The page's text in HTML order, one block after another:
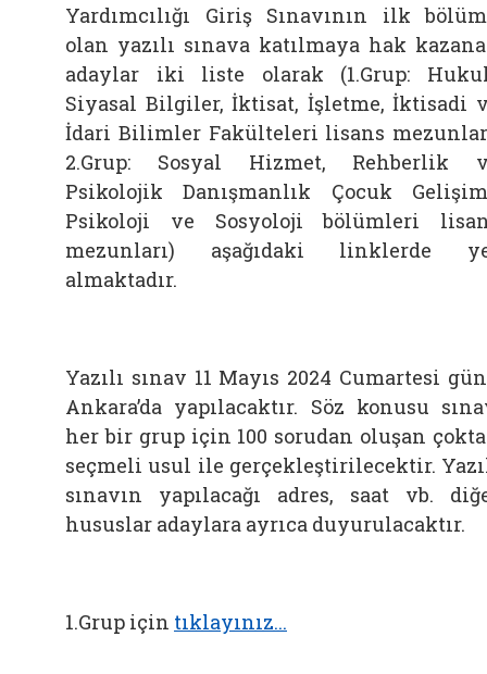
Yardımcılığı Giriş Sınavının ilk
olan yazılı sınava katılmaya hak
adaylar iki liste olarak (1.Grup:
Siyasal Bilgiler, İktisat, İşletme, İktisadi
İdari Bilimler Fakülteleri lisans
2.Grup: Sosyal Hizmet, Rehberlik
Psikolojik Danışmanlık Çocuk
Psikoloji ve Sosyoloji bölümleri
mezunları) aşağıdaki linklerde
almaktadır.
Yazılı sınav 11 Mayıs 2024 Cumartesi
Ankara’da yapılacaktır. Söz konusu
her bir grup için 100 sorudan oluşan
seçmeli usul ile gerçekleştirilecektir.
sınavın yapılacağı adres, saat vb.
hususlar adaylara ayrıca duyurulacaktır.
1.Grup için tıklayınız...